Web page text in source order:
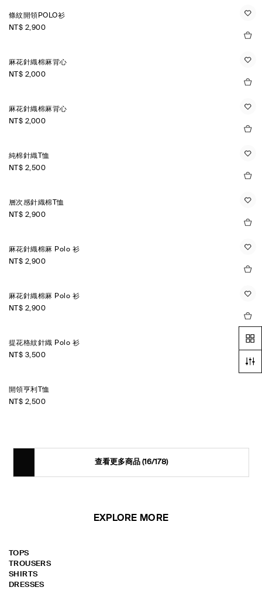
條紋開領POLO衫
NT$ 2,900
麻花針織棉麻背心
NT$ 2,000
麻花針織棉麻背心
NT$ 2,000
純棉針織T恤
NT$ 2,500
層次感針織棉T恤
NT$ 2,900
麻花針織棉麻 Polo 衫
NT$ 2,900
麻花針織棉麻 Polo 衫
NT$ 2,900
提花格紋針織 Polo 衫
NT$ 3,500
開領亨利T恤
NT$ 2,500
查看更多商品 (16/178)
EXPLORE MORE
TOPS
TROUSERS
SHIRTS
DRESSES